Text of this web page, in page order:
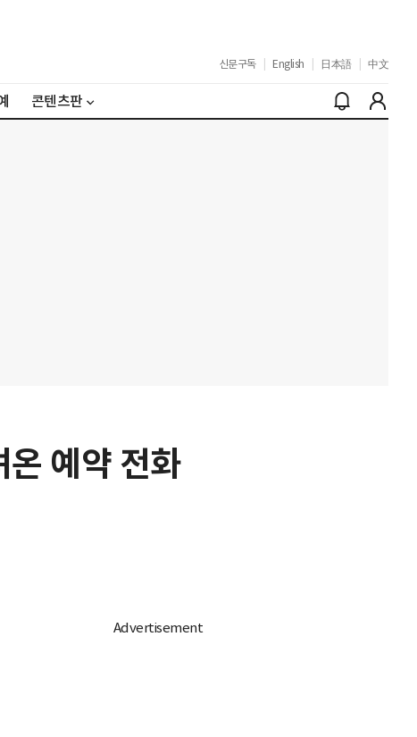
신문구독 English 日本語 中文
콘텐츠판
예약 전화